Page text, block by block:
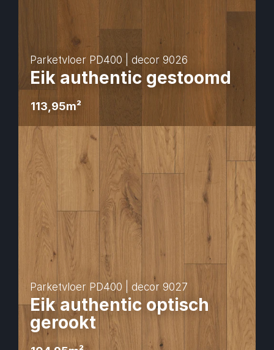
Parketvloer PD400 | decor 9026
Eik authentic gestoomd
113,95m²
Parketvloer PD400 | decor 9027
Eik authentic optisch
gerookt